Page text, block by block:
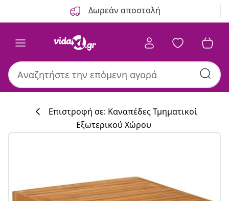
Δωρεάν αποστολή
#sharemevidaxl
Επιστροφή σε: Καναπέδες Τμηματικοί
Εξωτερικού Χώρου